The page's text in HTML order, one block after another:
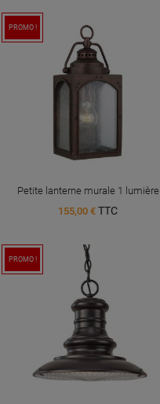
PROMO !
Petite lanterne murale 1 lumière
155,00 € TTC
PROMO !